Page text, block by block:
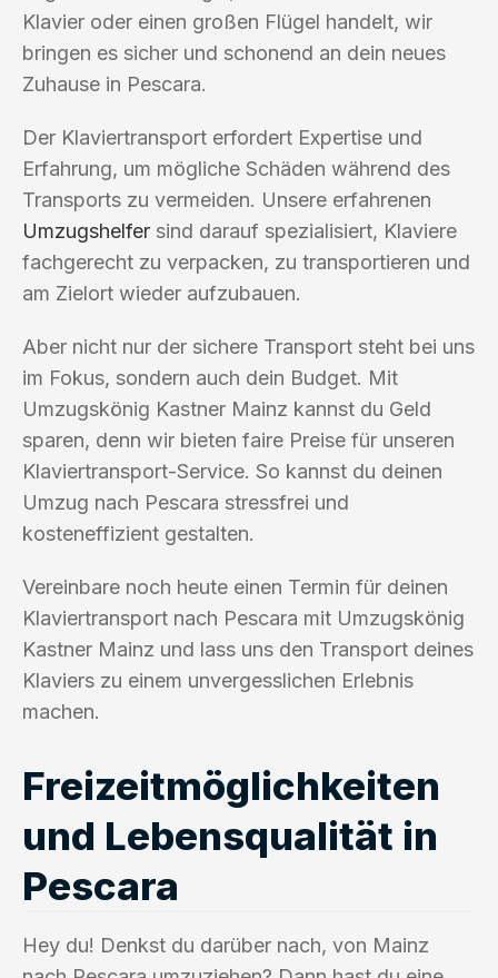
Klavier oder einen großen Flügel handelt, wir
bringen es sicher und schonend an dein neues
Zuhause in Pescara.
Der Klaviertransport erfordert Expertise und
Erfahrung, um mögliche Schäden während des
Transports zu vermeiden. Unsere erfahrenen
Umzugshelfer sind darauf spezialisiert, Klaviere
fachgerecht zu verpacken, zu transportieren und
am Zielort wieder aufzubauen.
Aber nicht nur der sichere Transport steht bei uns
im Fokus, sondern auch dein Budget. Mit
Umzugskönig Kastner Mainz kannst du Geld
sparen, denn wir bieten faire Preise für unseren
Klaviertransport-Service. So kannst du deinen
Umzug nach Pescara stressfrei und
kosteneffizient gestalten.
Vereinbare noch heute einen Termin für deinen
Klaviertransport nach Pescara mit Umzugskönig
Kastner Mainz und lass uns den Transport deines
Klaviers zu einem unvergesslichen Erlebnis
machen.
Freizeitmöglichkeiten
und Lebensqualität in
Pescara
Hey du! Denkst du darüber nach, von Mainz